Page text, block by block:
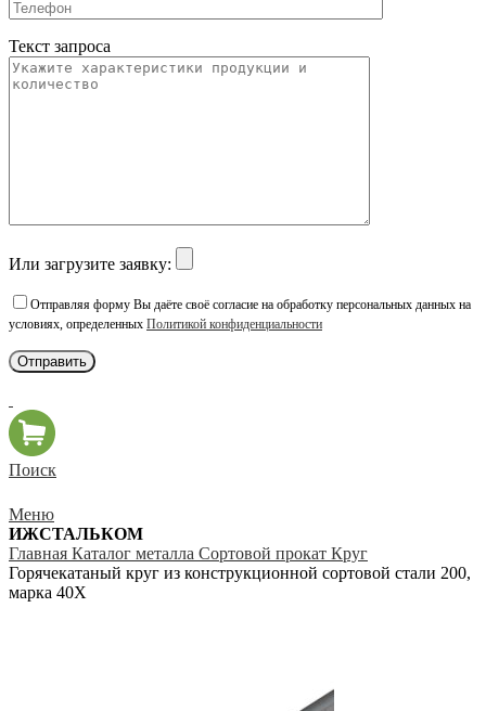
Текст запроса
Или загрузите заявку:
Отправляя форму Вы даёте своё согласие на обработку персональных данных на
условиях, определенных Политикой конфиденциальности
Поиск
Меню
ИЖСТАЛЬКОМ
Главная Каталог металла Сортовой прокат Круг
Горячекатаный круг из конструкционной сортовой стали 200,
марка 40Х